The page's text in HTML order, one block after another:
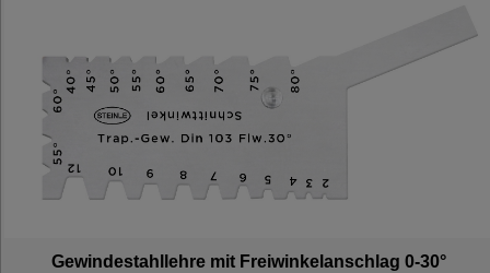
Gewindestahllehre mit Freiwinkelanschlag 0-30°